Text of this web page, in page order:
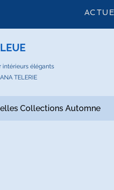
intérieurs élégants
TELERIE
Collections Automne